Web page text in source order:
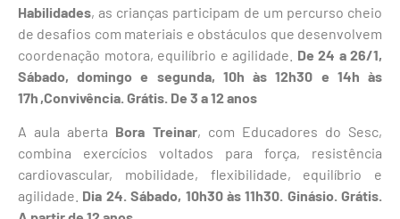
Habilidades, as crianças participam de um percurso cheio
de desafios com materiais e obstáculos que desenvolvem
coordenação motora, equilíbrio e agilidade. De 24 a 26/1,
Sábado, domingo e segunda, 10h às 12h30 e 14h às
17h ,Convivência. Grátis. De 3 a 12 anos
A aula aberta Bora Treinar, com Educadores do Sesc,
combina exercícios voltados para força, resistência
cardiovascular, mobilidade, flexibilidade, equilíbrio e
agilidade. Dia 24. Sábado, 10h30 às 11h30. Ginásio. Grátis.